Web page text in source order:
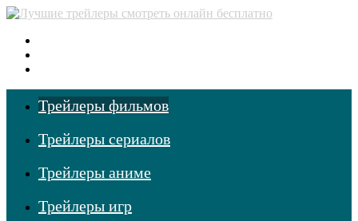
Трейлеры фильмов
Трейлеры сериалов
Трейлеры аниме
Трейлеры игр